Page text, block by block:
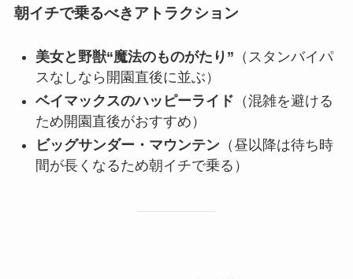
朝イチで乗るべきアトラクション
美女と野獣“魔法のものがたり” （スタンバイパ
スなしなら開園直後に並ぶ）
ベイマックスのハッピーライド （混雑を避ける
ため開園直後がおすすめ）
ビッグサンダー・マウンテン（昼以降は待ち時
間が長くなるため朝イチで乗る）